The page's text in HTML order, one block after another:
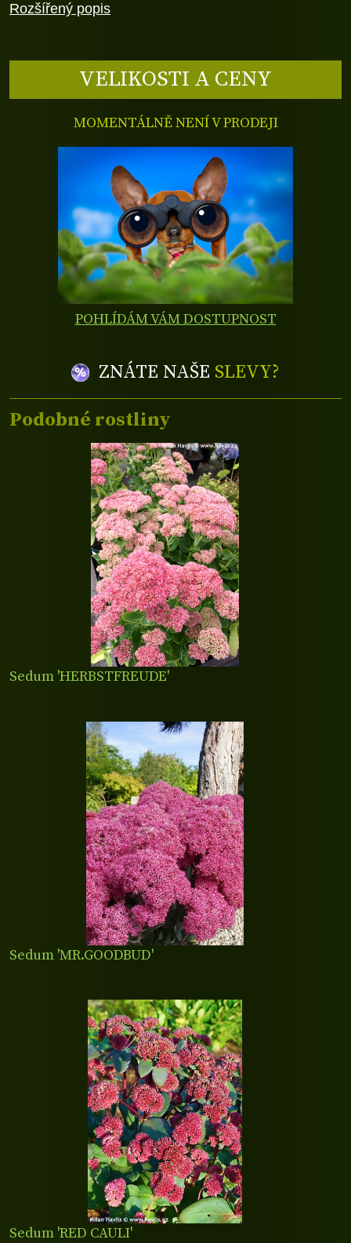
Rozšířený popis
VELIKOSTI A CENY
MOMENTÁLNĚ NENÍ V PRODEJI
POHLÍDÁM VÁM DOSTUPNOST
ZNÁTE NAŠE SLEVY?
Podobné rostliny
Sedum 'HERBSTFREUDE'
Sedum 'MR.GOODBUD'
Sedum 'RED CAULI'